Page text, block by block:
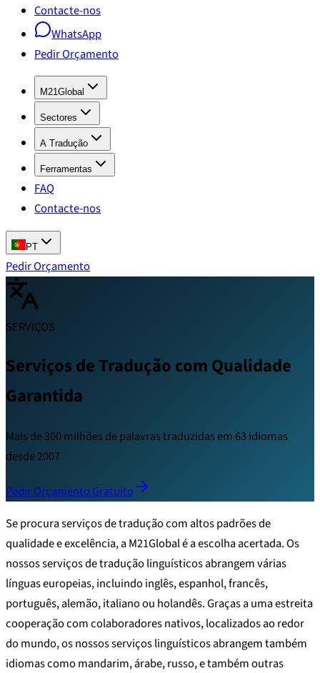
Contacte-nos
WhatsApp
Pedir Orçamento
M21Global
Sectores
A Tradução
Ferramentas
FAQ
Contacte-nos
PT
Pedir Orçamento
SERVIÇOS
Serviços de Tradução com Qualidade
Garantida
Mais de 300 milhões de palavras traduzidas em 63 idiomas
desde 2007
Pedir Orçamento Gratuito
Se procura serviços de tradução com altos padrões de
qualidade e excelência, a M21Global é a escolha acertada. Os
nossos serviços de tradução linguísticos abrangem várias
línguas europeias, incluindo inglês, espanhol, francês,
português, alemão, italiano ou holandês. Graças a uma estreita
cooperação com colaboradores nativos, localizados ao redor
do mundo, os nossos serviços linguísticos abrangem também
idiomas como mandarim, árabe, russo, e também outras